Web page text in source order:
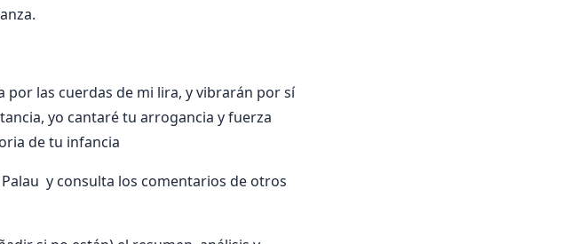
por las cuerdas de mi lira, y vibrarán por sí
yo cantaré tu arrogancia y fuerza
de tu infancia
y consulta los comentarios de otros